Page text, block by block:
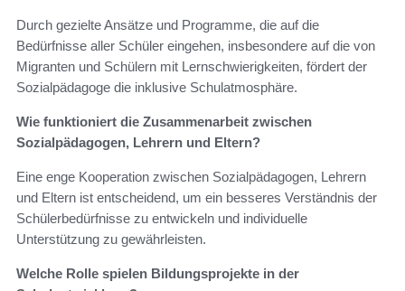
Durch gezielte Ansätze und Programme, die auf die
Bedürfnisse aller Schüler eingehen, insbesondere auf die von
Migranten und Schülern mit Lernschwierigkeiten, fördert der
Sozialpädagoge die inklusive Schulatmosphäre.
Wie funktioniert die Zusammenarbeit zwischen
Sozialpädagogen, Lehrern und Eltern?
Eine enge Kooperation zwischen Sozialpädagogen, Lehrern
und Eltern ist entscheidend, um ein besseres Verständnis der
Schülerbedürfnisse zu entwickeln und individuelle
Unterstützung zu gewährleisten.
Welche Rolle spielen Bildungsprojekte in der